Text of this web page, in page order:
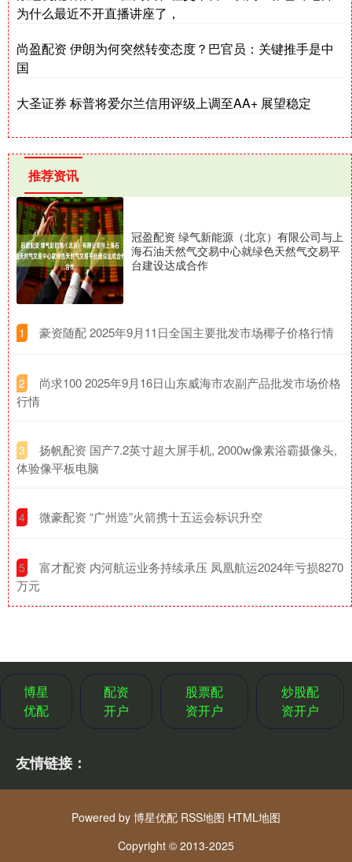
为什么最近不开直播讲座了，
尚盈配资 伊朗为何突然转变态度？巴官员：关键推手是中
国
大圣证券 标普将爱尔兰信用评级上调至AA+ 展望稳定
推荐资讯
冠盈配资 绿气新能源（北京）有限公司与上
海石油天然气交易中心就绿色天然气交易平
台建设达成合作
1 ​豪资随配 2025年9月11日全国主要批发市场椰子价格行情
2
​尚求100 2025年9月16日山东威海市农副产品批发市场价格
行情
3
​扬帆配资 国产7.2英寸超大屏手机, 2000w像素浴霸摄像头,
体验像平板电脑
4 ​微豪配资 “广州造”火箭携十五运会标识升空
5
​富才配资 内河航运业务持续承压 凤凰航运2024年亏损8270
万元
博星
优配
配资
开户
股票配
资开户
炒股配
资开户
友情链接：
Powered by 博星优配 RSS地图 HTML地图
Copyright © 2013-2025